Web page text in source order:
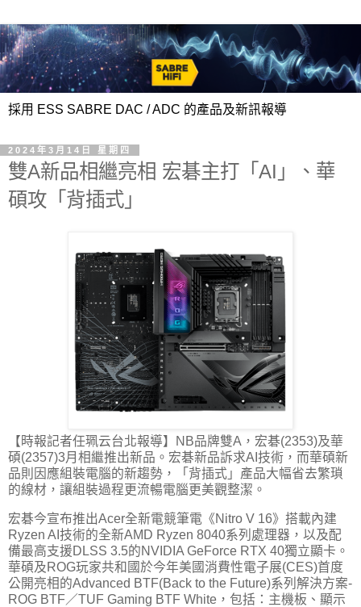
採用 ESS SABRE DAC / ADC 的產品及新訊報導
2024年3月14日 星期四
雙A新品相繼亮相 宏碁主打「AI」、華
碩攻「背插式」
【時報記者任珮云台北報導】NB品牌雙A，宏碁(2353)及華
碩(2357)3月相繼推出新品。宏碁新品訴求AI技術，而華碩新
品則因應組裝電腦的新趨勢，「背插式」產品大幅省去繁瑣
的線材，讓組裝過程更流暢電腦更美觀整潔。
宏碁今宣布推出Acer全新電競筆電《Nitro V 16》搭載內建
Ryzen AI技術的全新AMD Ryzen 8040系列處理器，以及配
備最高支援DLSS 3.5的NVIDIA GeForce RTX 40獨立顯卡。
華碩及ROG玩家共和國於今年美國消費性電子展(CES)首度
公開亮相的Advanced BTF(Back to the Future)系列解決方案-
ROG BTF／TUF Gaming BTF White，包括：主機板、顯示